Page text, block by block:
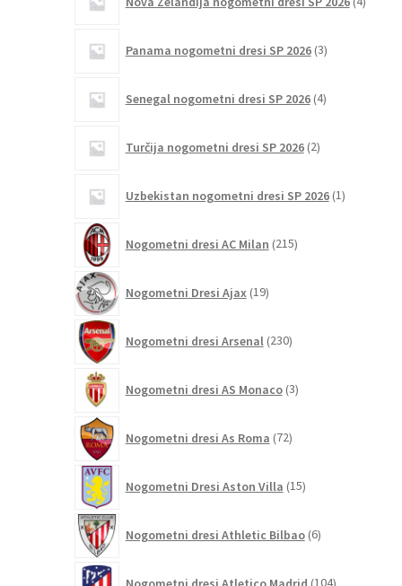
izdelki
Panama nogometni dresi SP 2026 3izdelki
Senegal nogometni dresi SP 2026 4izdelki
Turčija nogometni dresi SP 2026 2izdelka
Uzbekistan nogometni dresi SP 2026 1izdelek
Nogometni dresi AC Milan 215izdelkov
Nogometni Dresi Ajax 19izdelkov
Nogometni dresi Arsenal 230izdelkov
Nogometni dresi AS Monaco 3izdelki
Nogometni dresi As Roma 72izdelkov
Nogometni Dresi Aston Villa 15izdelkov
Nogometni dresi Athletic Bilbao 6izdelkov